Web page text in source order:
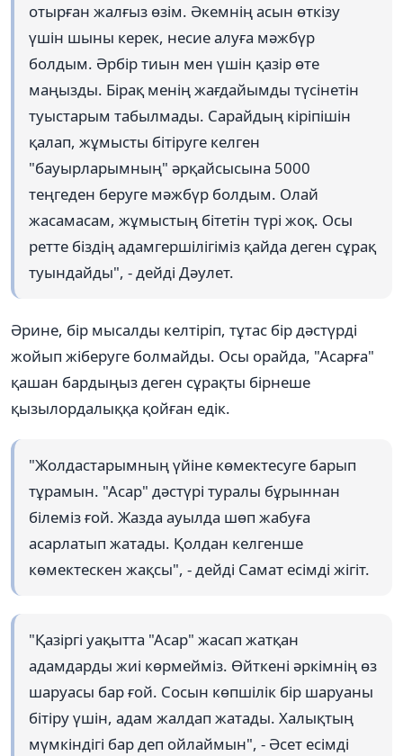
отырған жалғыз өзім. Әкемнің асын өткізу
үшін шыны керек, несие алуға мәжбүр
болдым. Әрбір тиын мен үшін қазір өте
маңызды. Бірақ менің жағдайымды түсінетін
туыстарым табылмады. Сарайдың кіріпішін
қалап, жұмысты бітіруге келген
"бауырларымның" әрқайсысына 5000
теңгеден беруге мәжбүр болдым. Олай
жасамасам, жұмыстың бітетін түрі жоқ. Осы
ретте біздің адамгершілігіміз қайда деген сұрақ
туындайды", - дейді Дәулет.
Әрине, бір мысалды келтіріп, тұтас бір дәстүрді
жойып жіберуге болмайды. Осы орайда, "Асарға"
қашан бардыңыз деген сұрақты бірнеше
қызылордалыққа қойған едік.
"Жолдастарымның үйіне көмектесуге барып
тұрамын. "Асар" дәстүрі туралы бұрыннан
білеміз ғой. Жазда ауылда шөп жабуға
асарлатып жатады. Қолдан келгенше
көмектескен жақсы", - дейді Самат есімді жігіт.
"Қазіргі уақытта "Асар" жасап жатқан
адамдарды жиі көрмейміз. Өйткені әркімнің өз
шаруасы бар ғой. Сосын көпшілік бір шаруаны
бітіру үшін, адам жалдап жатады. Халықтың
мүмкіндігі бар деп ойлаймын", - Әсет есімді